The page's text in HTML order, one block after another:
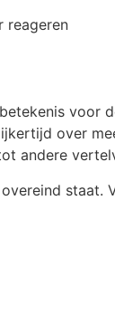
reageren
voor
over
andere
staat.